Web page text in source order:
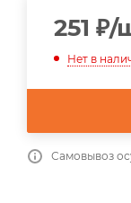
251 ₽/
Нет в
Самовывоз